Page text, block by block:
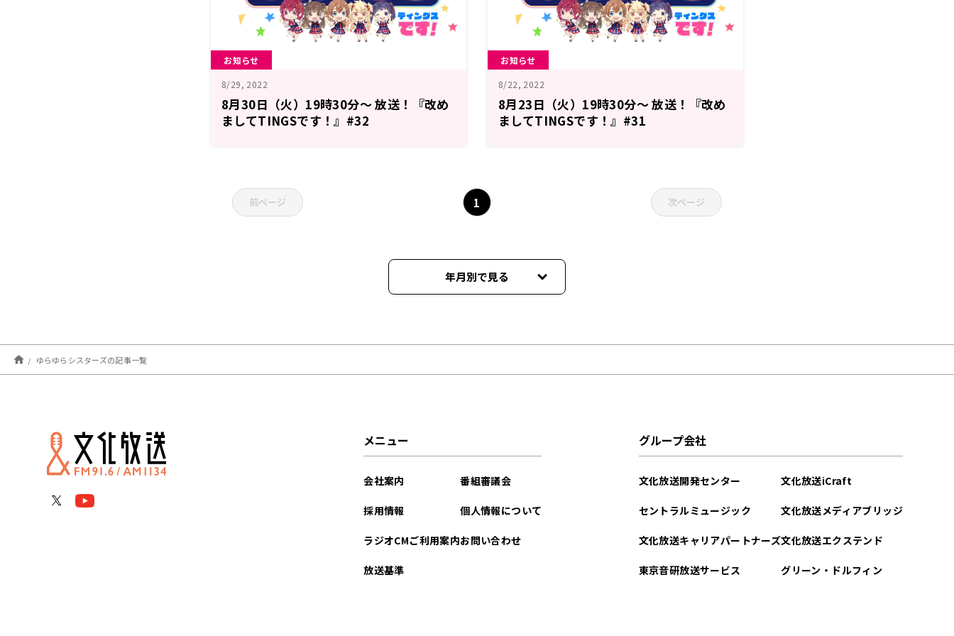
お知らせ
8/29, 2022
8月30日（火）19時30分～ 放送！『改め
ましてTINGSです！』#32
お知らせ
8/22, 2022
8月23日（火）19時30分～ 放送！『改め
ましてTINGSです！』#31
前ページ 1 次ページ
年月別で見る
ゆらゆらシスターズの記事一覧
メニュー
会社案内
採用情報
ラジオCMご利用案内
放送基準
番組審議会
個人情報について
お問い合わせ
グループ会社
文化放送開発センター
セントラルミュージック
文化放送キャリアパートナーズ
東京音研放送サービス
文化放送iCraft
文化放送メディアブリッジ
文化放送エクステンド
グリーン・ドルフィン